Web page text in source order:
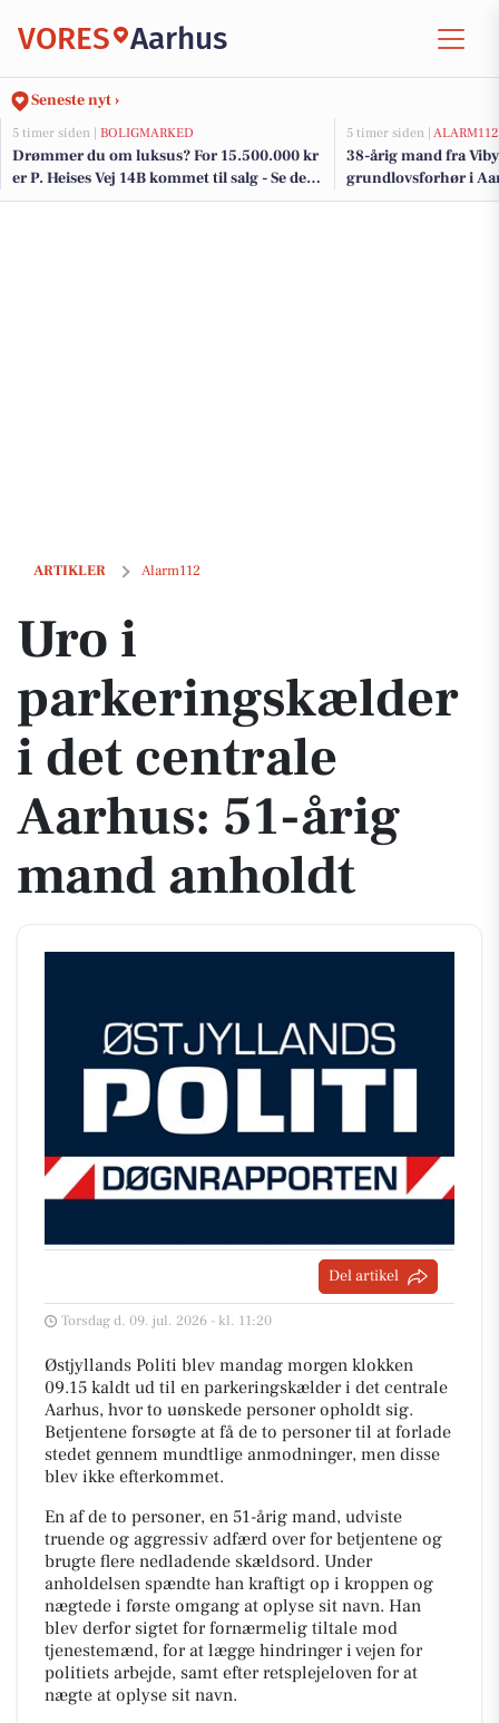
VORES Aarhus
Seneste nyt ›
5 timer siden | BOLIGMARKED
Drømmer du om luksus? For 15.500.000 kr
er P. Heises Vej 14B kommet til salg - Se den
og de dyreste boliger til salg her
5 timer siden | ALARM112
38-årig mand fra
grundlovsforhør i
ARTIKLER Alarm112
Uro i parkeringskælder i det centrale Aarhus: 51-årig mand anholdt
Uro i
parkeringskælder
i det centrale
Aarhus: 51-årig
mand anholdt
Del artikel
Torsdag d. 09. jul. 2026 - kl. 11:20
Østjyllands Politi blev mandag morgen klokken
09.15 kaldt ud til en parkeringskælder i det centrale
Aarhus, hvor to uønskede personer opholdt sig.
Betjentene forsøgte at få de to personer til at forlade
stedet gennem mundtlige anmodninger, men disse
blev ikke efterkommet.
En af de to personer, en 51-årig mand, udviste
truende og aggressiv adfærd over for betjentene og
brugte flere nedladende skældsord. Under
anholdelsen spændte han kraftigt op i kroppen og
nægtede i første omgang at oplyse sit navn. Han
blev derfor sigtet for fornærmelig tiltale mod
tjenestemænd, for at lægge hindringer i vejen for
politiets arbejde, samt efter retsplejeloven for at
nægte at oplyse sit navn.